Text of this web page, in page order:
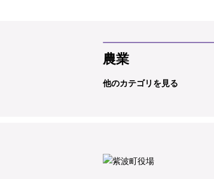
農業
他のカテゴリを見る